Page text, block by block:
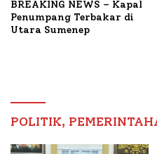
BREAKING NEWS – Kapal
Penumpang Terbakar di
Utara Sumenep
POLITIK,